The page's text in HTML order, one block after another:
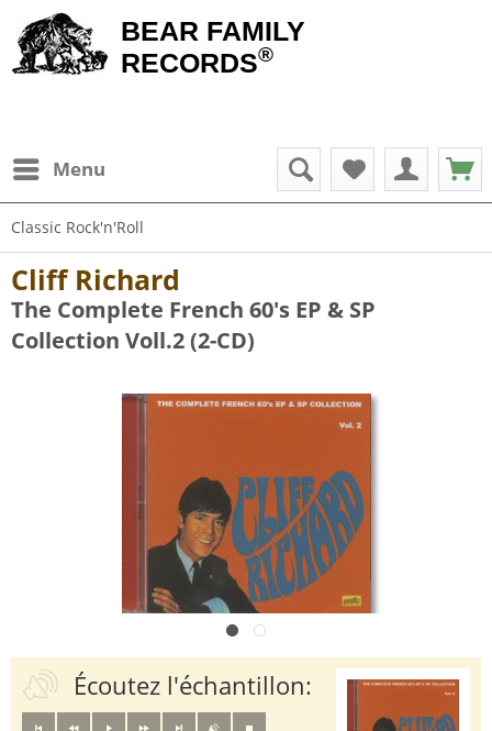
BEAR FAMILY
RECORDS®
Menu
Classic Rock'n'Roll
Cliff Richard
The Complete French 60's EP & SP
Collection Voll.2 (2-CD)
Écoutez l'échantillon: